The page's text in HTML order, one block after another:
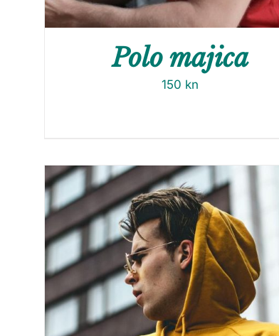
Polo majica
150 kn